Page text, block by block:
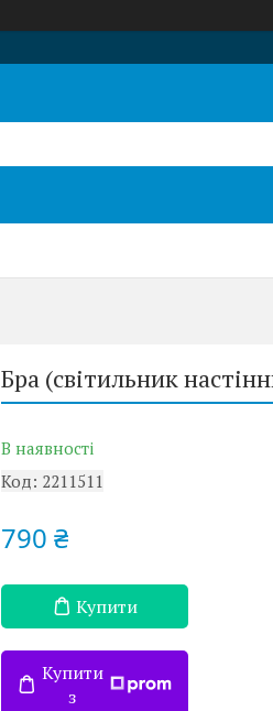
Бра (світильник
В наявності
Код: 2211511
790 ₴
Купити
Купити
з